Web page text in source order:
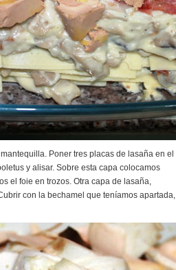
Poner tres placas de lasaña en el
y alisar. Sobre esta capa colocamos
el foie en trozos. Otra capa de lasaña,
con la bechamel que teníamos apartada,